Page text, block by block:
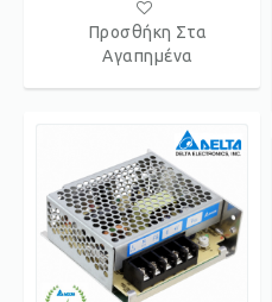
Προσθήκη Στα
Αγαπημένα